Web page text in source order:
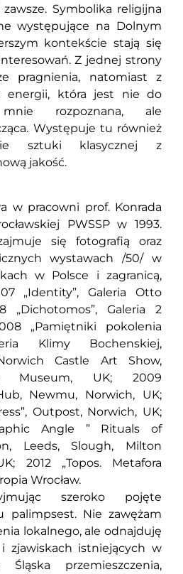
Symbolika religijna
występujące na Dolnym
kontekście stają się
Z jednej strony
pragnienia, natomiast z
energii, która jest nie do
rozpoznana, ale
Występuje tu również
sztuki klasycznej z
jakość.
w pracowni prof. Konrada
PWSSP w 1993.
się fotografią oraz
wystawach /50/ w
w Polsce i zagranicą,
„Identity”, Galeria Otto
„Dichotomos”, Galeria 2
„Pamiętniki pokolenia
Klimy Bochenskiej,
Castle Art Show,
Museum, UK; 2009
Newmu, Norwich, UK;
Outpost, Norwich, UK;
Angle ” Rituals of
Leeds, Slough, Milton
2012 „Topos. Metafora
Wrocław.
szeroko pojęte
palimpsest. Nie zawężam
lokalnego, ale odnajduję
i zjawiskach istniejących w
Śląska przemieszczenia,